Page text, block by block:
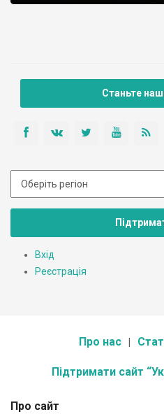
Станьте
Вхід
Реєстрація
Про нас
Підтримати сайт
Про сайт